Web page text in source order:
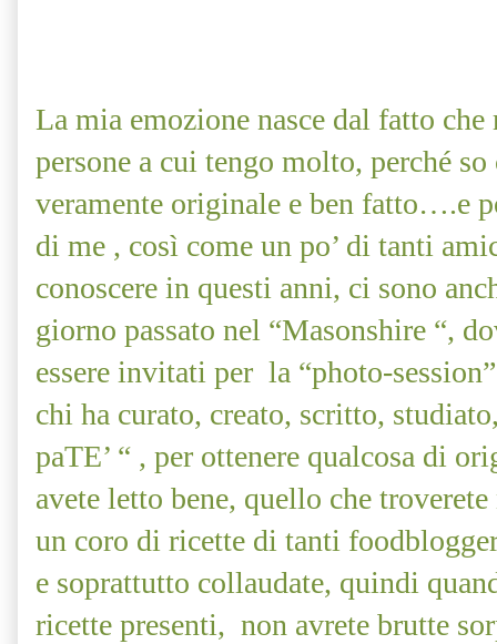
La mia emozione nasce dal fatto
persone a cui tengo molto, perché
veramente originale e ben fatto….e
di me , così come un po’ di tanti
conoscere in questi anni, ci sono
giorno passato nel “Masonshire “,
essere invitati per la “photo-
chi ha curato, creato, scritto,
paTE’ “ , per ottenere qualcosa di
avete letto bene, quello che
un coro di ricette di tanti
e soprattutto collaudate, quindi
ricette presenti, non avrete brutte